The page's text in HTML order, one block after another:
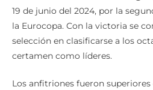
19 de junio del 2024, por la
la Eurocopa. Con la victoria se
selección en clasificarse a los
certamen como líderes.
Los anfitriones fueron